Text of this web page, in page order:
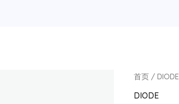
首页 /DIODE
DIODE